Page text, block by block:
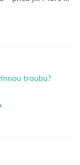
troubu?